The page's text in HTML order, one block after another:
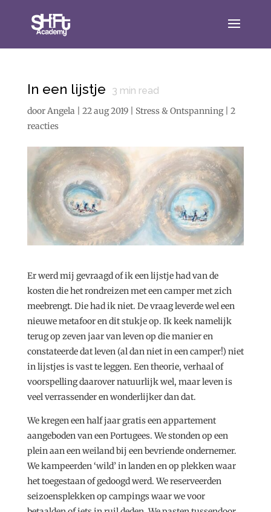
In een lijstje 3 min read
doorAngela 22 aug 2019| Stress & Ontspanning| 2
reacties
Er werd mij gevraagd of ik een lijstje had van de
kosten die het rondreizen met een camper met zich
meebrengt. Die had ik niet. De vraag leverde wel een
nieuwe metafoor en dit stukje op. Ik keek namelijk
terug op zeven jaar van leven op die manier en
constateerde dat leven (al dan niet in een camper!) niet
in lijstjes is vast te leggen. Een theorie, verhaal of
voorspelling daarover natuurlijk wel, maar leven is
veel verrassender en wonderlijker dan dat.
We kregen een half jaar gratis een appartement
aangeboden van een Portugees. We stonden op een
plein aan een weiland bij een bevriende ondernemer.
We kampeerden ‘wild’ in landen en op plekken waar
het toegestaan of gedoogd werd. We reserveerden
seizoensplekken op campings waar we voor